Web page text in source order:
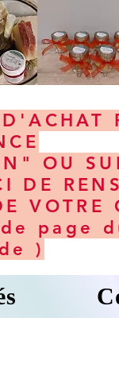
OU
DE
VOTRE
de page
)